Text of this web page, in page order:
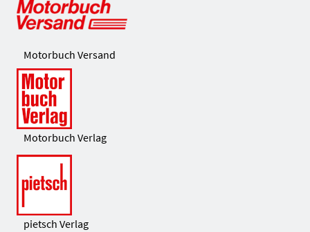
Motorbuch Versand
Motorbuch Verlag
pietsch Verlag